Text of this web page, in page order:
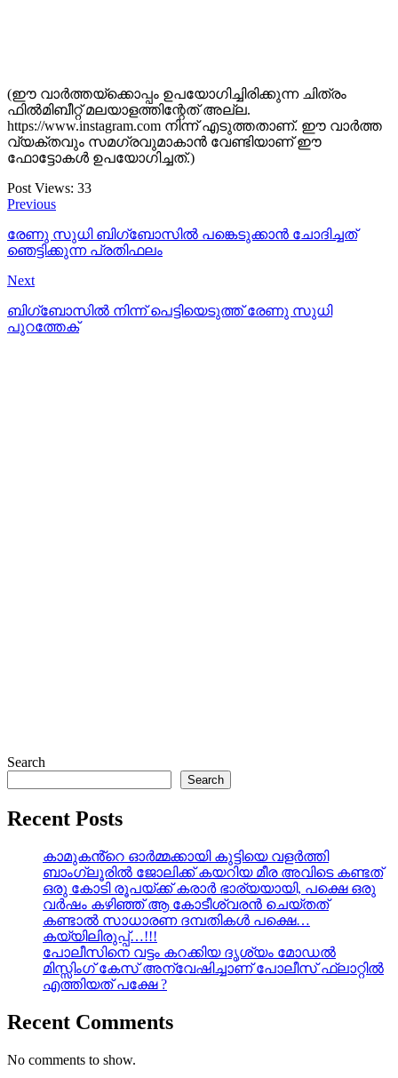
(ഈ വാർത്തയ്ക്കൊപ്പം ഉപയോഗിച്ചിരിക്കുന്ന ചിത്രം
ഫിൽമിബീറ്റ് മലയാളത്തിന്റേത് അല്ല.
https://www.instagram.com നിന്ന് എ‌ടുത്തതാണ്. ഈ വാർത്ത
വ്യക്തവും സമഗ്രവുമാകാൻ വേണ്ടിയാണ് ഈ
ഫോട്ടോകൾ ഉപയോഗിച്ചത്.)
Post Views: 33
Previous
രേണു സുധി ബിഗ്‌ബോസിൽ പങ്കെടുക്കാൻ ചോദിച്ചത്
ഞെട്ടിക്കുന്ന പ്രതിഫലം
Next
ബിഗ്ബോസിൽ നിന്ന് പെട്ടിയെടുത്ത് രേണു സുധി
പുറത്തേക്
Search
Search
Recent Posts
കാമുകൻ്റെ ഓർമ്മക്കായി കുട്ടിയെ വളർത്തി
ബാംഗ്ലൂരിൽ ജോലിക്ക് കയറിയ മീര അവിടെ കണ്ടത്
ഒരു കോടി രൂപയ്ക്ക് കരാർ ഭാര്യയായി, പക്ഷെ ഒരു
വർഷം കഴിഞ്ഞ് ആ കോടീശ്വരൻ ചെയ്തത്
കണ്ടാൽ സാധാരണ ദമ്പതികൾ പക്ഷെ…
കയ്യിലിരുപ്പ്…!!!
പോലീസിനെ വട്ടം കറക്കിയ ദൃശ്യം മോഡല്‍
മിസ്സിംഗ് കേസ് അന്വേഷിച്ചാണ് പോലീസ് ഫ്ലാറ്റിൽ
എത്തിയത് പക്ഷേ ?
Recent Comments
No comments to show.